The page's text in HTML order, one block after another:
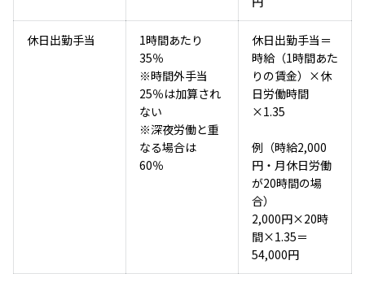
休日出勤手当
1時間あたり
35％
※時間外手当
25％は加算され
ない
※深夜労働と重
なる場合は
60％
休日出勤手当＝
時給（1時間あた
りの賃金）×休
日労働時間
×1.35
例（時給2,000
円・月休日労働
が20時間の場
合）
2,000円×20時
間×1.35＝
54,000円